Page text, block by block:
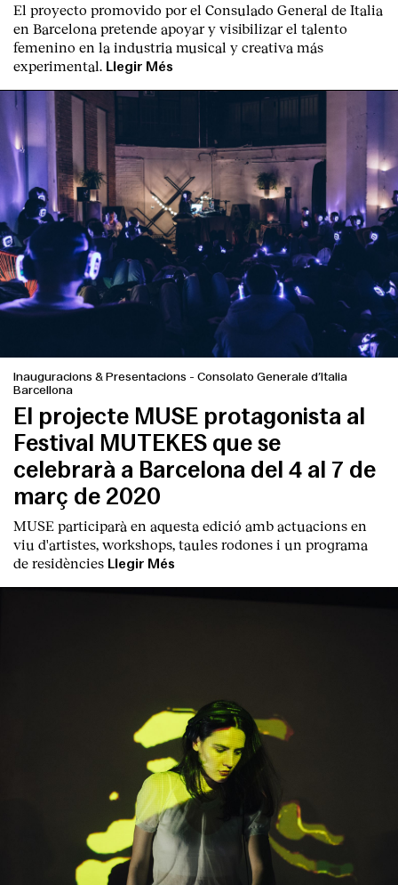
El proyecto promovido por el Consulado General de Italia
en Barcelona pretende apoyar y visibilizar el talento
femenino en la industria musical y creativa más
experimental. Llegir Més
Inauguracions & Presentacions - Consolato Generale d’Italia
Barcellona
El projecte MUSE protagonista al
Festival MUTEKES que se
celebrarà a Barcelona del 4 al 7 de
març de 2020
MUSE participarà en aquesta edició amb actuacions en
viu d'artistes, workshops, taules rodones i un programa
de residències Llegir Més